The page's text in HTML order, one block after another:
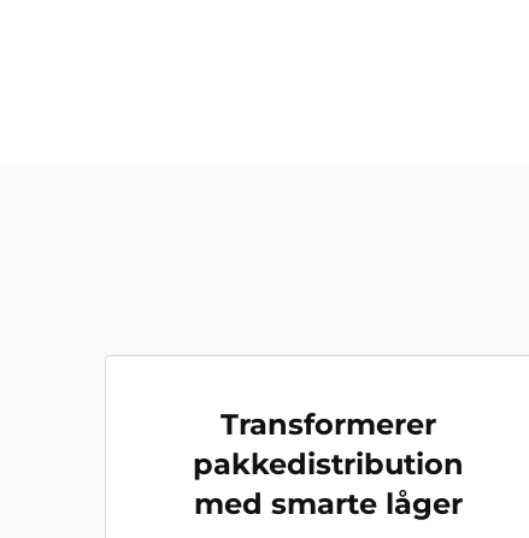
Transformerer
pakkedistribution
med smarte låger